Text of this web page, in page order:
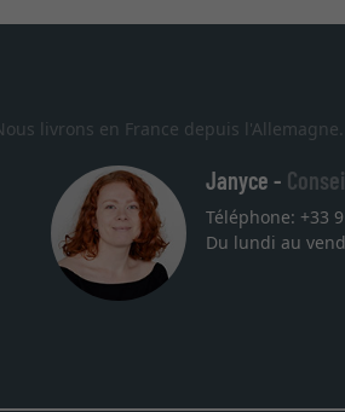
livrons en France depuis l'Allemagne.
Excellent
Je recherchais un cadre sur
vous. Emballage professionnel,
Janyce -
Téléphone: +33
Du lundi au